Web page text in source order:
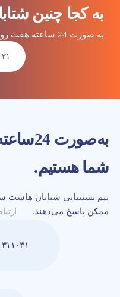
به کجا چنین
به صورت 24 ساعته هفت روز هفته، آماده خدمت رسانی به شما
شما هستیم.
تیم پشتیبانی شتابان هاست
ممکن پاسخ می‌دهند.
۰۲۴-